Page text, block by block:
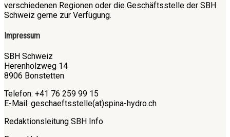
verschiedenen Regionen oder die Geschäftsstelle der SBH
Schweiz gerne zur Verfügung.
Impressum
SBH Schweiz
Herenholzweg 14
8906 Bonstetten
Telefon: +41 76 259 99 15
E-Mail: geschaeftsstelle(at)spina-hydro.ch
Redaktionsleitung SBH Info